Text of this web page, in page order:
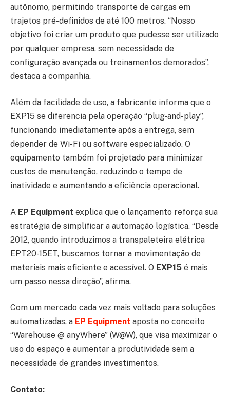
autônomo, permitindo transporte de cargas em
trajetos pré-definidos de até 100 metros. “Nosso
objetivo foi criar um produto que pudesse ser utilizado
por qualquer empresa, sem necessidade de
configuração avançada ou treinamentos demorados”,
destaca a companhia.
Além da facilidade de uso, a fabricante informa que o
EXP15 se diferencia pela operação “plug-and-play”,
funcionando imediatamente após a entrega, sem
depender de Wi-Fi ou software especializado. O
equipamento também foi projetado para minimizar
custos de manutenção, reduzindo o tempo de
inatividade e aumentando a eficiência operacional.
A EP Equipment explica que o lançamento reforça sua
estratégia de simplificar a automação logística. “Desde
2012, quando introduzimos a transpaleteira elétrica
EPT20-15ET, buscamos tornar a movimentação de
materiais mais eficiente e acessível. O EXP15 é mais
um passo nessa direção”, afirma.
Com um mercado cada vez mais voltado para soluções
automatizadas, a EP Equipment aposta no conceito
“Warehouse @ anyWhere” (W@W), que visa maximizar o
uso do espaço e aumentar a produtividade sem a
necessidade de grandes investimentos.
Contato: